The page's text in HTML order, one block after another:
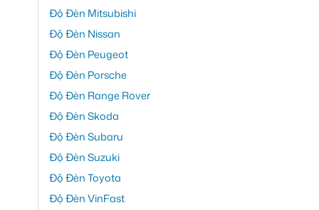
Độ Đèn Mitsubishi
Độ Đèn Nissan
Độ Đèn Peugeot
Độ Đèn Porsche
Độ Đèn Range Rover
Độ Đèn Skoda
Độ Đèn Subaru
Độ Đèn Suzuki
Độ Đèn Toyota
Độ Đèn VinFast